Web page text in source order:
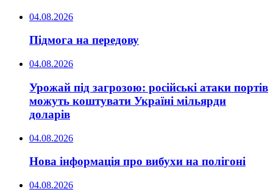
04.08.2026
Підмога на передову
04.08.2026
Урожай під загрозою: російські атаки портів
можуть коштувати Україні мільярди
доларів
04.08.2026
Нова інформація про вибухи на полігоні
04.08.2026